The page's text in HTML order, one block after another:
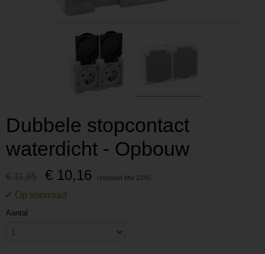
Dubbele stopcontact
waterdicht - Opbouw
€ 11,95 € 10,16
Aantal